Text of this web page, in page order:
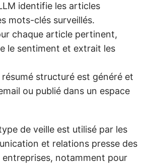
identifie les articles
mots-clés surveillés.
chaque article pertinent,
le sentiment et extrait les
résumé structuré est généré et
ou publié dans un espace
de veille est utilisé par les
et relations presse des
entreprises, notamment pour